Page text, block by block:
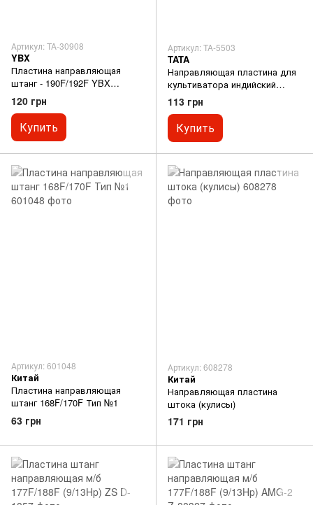
Артикул: TA-30908
YBX
Пластина направляющая
штанг - 190F/192F YBX
индийский сборник
120 грн
Купить
Артикул: TA-5503
TATA
Направляющая пластина для
культиватора индийский
сборник
113 грн
Купить
Артикул: 601048
Китай
Пластина направляющая
штанг 168F/170F Тип №1
63 грн
Артикул: 608278
Китай
Направляющая пластина
штока (кулисы)
171 грн